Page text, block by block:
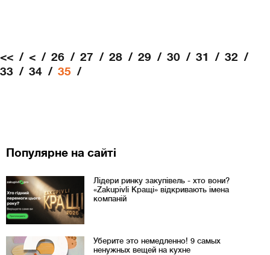
<< < 26 27 28 29 30 31
32
33
34 35
Популярне на сайті
Лідери ринку закупівель - хто вони?
«Zakupivli Кращі» відкривають імена
компаній
Уберите это немедленно! 9 самых
ненужных вещей на кухне